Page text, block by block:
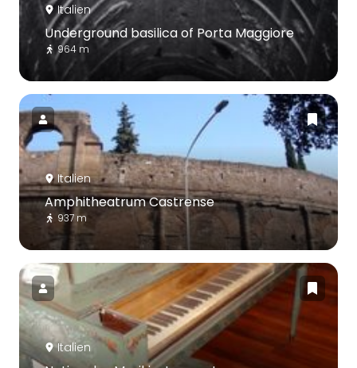
Italien
Underground basilica of Porta Maggiore
964 m
Italien
Amphitheatrum Castrense
937 m
Italien